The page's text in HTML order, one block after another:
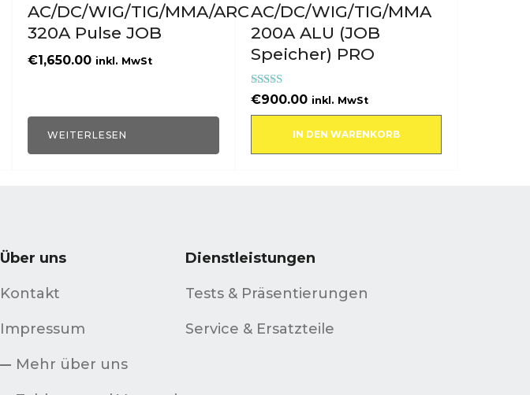
AC/DC/WIG/TIG/MMA/ARC
320A Pulse JOB
€1,650.00 inkl. MwSt
WEITERLESEN
AC/DC/WIG/TIG/MMA
200A ALU (JOB
Speicher) PRO
Bewertet mit
5.00
von 5
€900.00 inkl. MwSt
IN DEN WARENKORB
Über uns
Kontakt
Impressum
Mehr über uns
Dienstleistungen
Tests & Präsentierungen
Service & Ersatzteile